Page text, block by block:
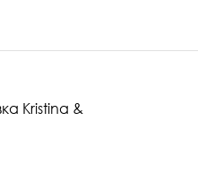
Kristina &